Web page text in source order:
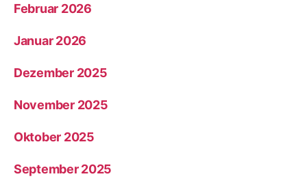
Februar 2026
Januar 2026
Dezember 2025
November 2025
Oktober 2025
September 2025